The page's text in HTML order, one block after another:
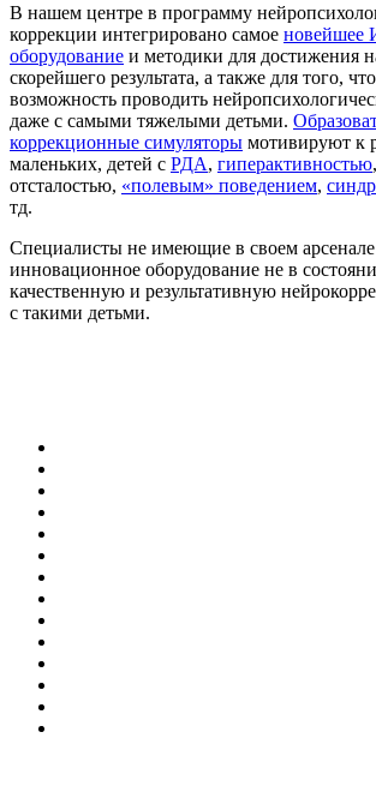
В нашем центре в программу
коррекции интегрировано самое новейшее
оборудование и методики для достижения
скорейшего результата, а также для того,
возможность проводить
даже с самыми тяжелыми детьми.
коррекционные симуляторы мотивируют к
маленьких, детей с РДА, гиперактивностью
отсталостью, «полевым» поведением,
тд.
Специалисты не имеющие в своем
инновационное оборудование не в
качественную и результативную
с такими детьми.